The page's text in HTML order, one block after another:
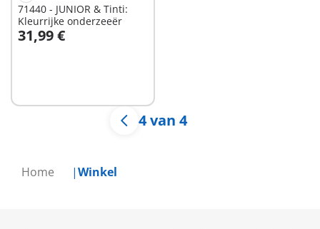
Home Winkel
71440 - JUNIOR & Tinti:
Kleurrijke onderzeeër
31,99 €
In winkelwagen
4 van 4